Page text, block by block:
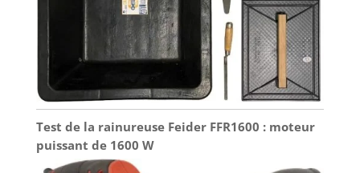
des températures
extrêmes, afin de
prolonger sa durée
de vie ; 3. N’utilisez
pas ces batteries
avec d’autres
appareils afin
DÉDIÉ : Nous
sommes fiers de
fournir un service
client
exceptionnel. Si
vous avez des
questions ou des
préoccupations
Test de la rainureuse Feider FFR1600 : moteur
puissant de 1600 W